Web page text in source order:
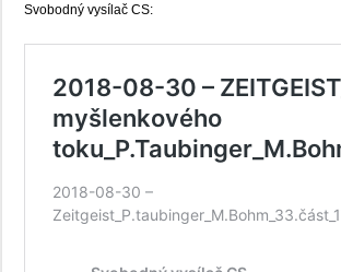
Svobodný vysílač CS: